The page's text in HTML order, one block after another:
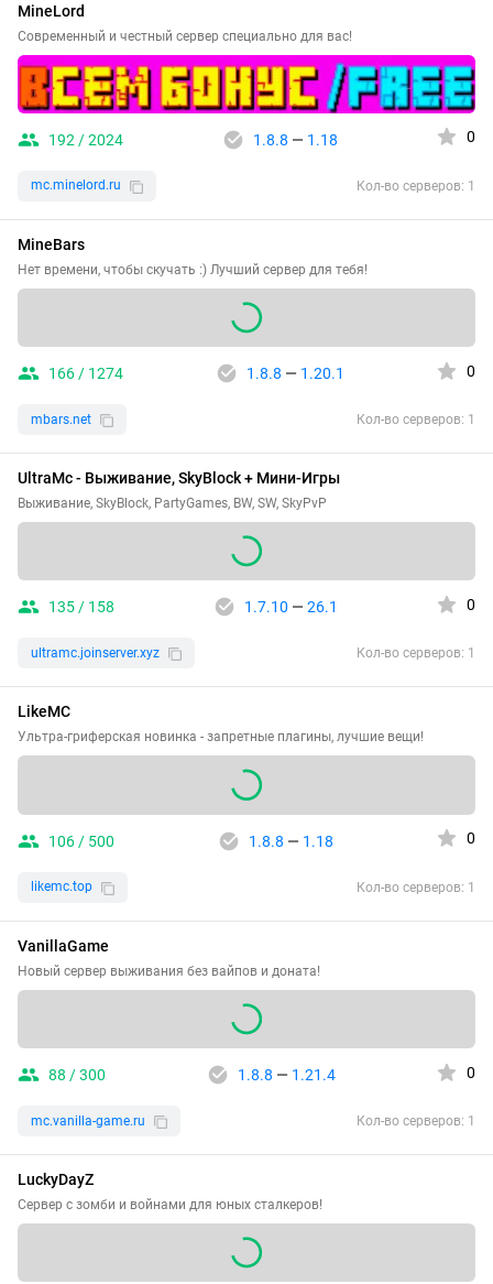
MineLord
Современный и честный сервер специально для вас!
192 / 2024 1.8.8 — 1.18 0
mc.minelord.ru Кол-во серверов: 1
MineBars
Нет времени, чтобы скучать :) Лучший сервер для тебя!
166 / 1274 1.8.8 — 1.20.1 0
mbars.net Кол-во серверов: 1
UltraMc - Выживание, SkyBlock + Мини-Игры
Выживание, SkyBlock, PartyGames, BW, SW, SkyPvP
135 / 158 1.7.10 — 26.1 0
ultramc.joinserver.xyz Кол-во серверов: 1
LikeMC
Ультра-гриферская новинка - запретные плагины, лучшие вещи!
106 / 500 1.8.8 — 1.18 0
likemc.top Кол-во серверов: 1
VanillaGame
Новый сервер выживания без вайпов и доната!
88 / 300 1.8.8 — 1.21.4 0
mc.vanilla-game.ru Кол-во серверов: 1
LuckyDayZ
Сервер с зомби и войнами для юных сталкеров!